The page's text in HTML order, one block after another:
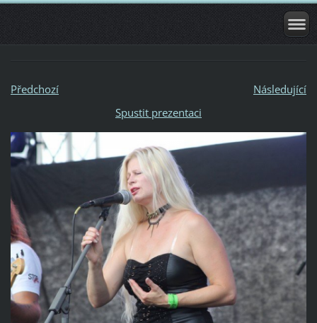
Předchozí
Následující
Spustit prezentaci